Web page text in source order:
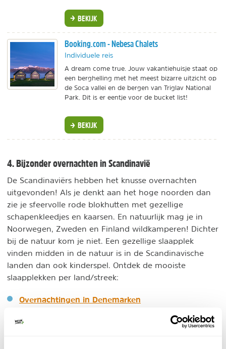
BEKIJK
Booking.com - Nebesa Chalets
Individuele reis
A dream come true. Jouw vakantiehuisje staat op
een berghelling met het meest bizarre uitzicht op
de Soca vallei en de bergen van Triglav National
Park. Dit is er eentje voor de bucket list!
BEKIJK
4. Bijzonder overnachten in Scandinavië
De Scandinaviërs hebben het knusse overnachten
uitgevonden! Als je denkt aan het hoge noorden dan
zie je sfeervolle rode blokhutten met gezellige
schapenkleedjes en kaarsen. En natuurlijk mag je in
Noorwegen, Zweden en Finland wildkamperen! Dichter
bij de natuur kom je niet. Een gezellige slaapplek
vinden midden in de natuur is in de Scandinavische
landen dan ook kinderspel. Ontdek de mooiste
slaapplekken per land/streek:
Overnachtingen in Denemarken
gezellige slaapplekken. Knusse huisjes met aandacht